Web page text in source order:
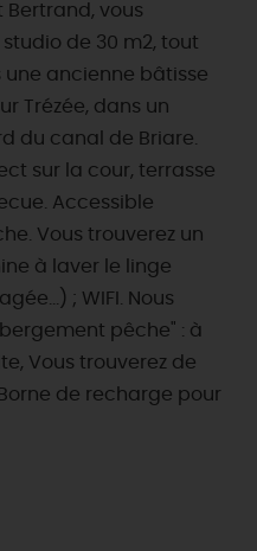
Bertrand, vous
de 30 m2, tout
ancienne bâtisse
Trézée, dans un
du canal de Briare.
sur la cour, terrasse
Accessible
Vous trouverez un
à laver le linge
; WIFI. Nous
pêche" : à
Vous trouverez de
de recharge pour